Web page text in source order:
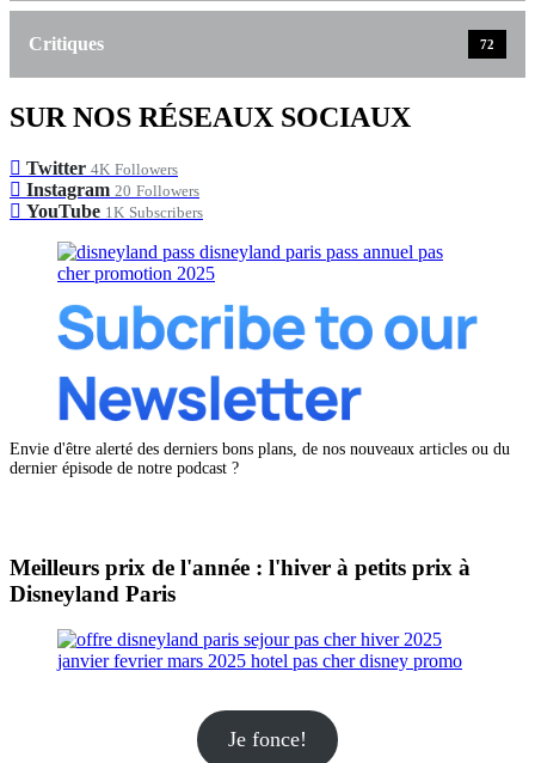
Critiques 72
SUR NOS RÉSEAUX SOCIAUX
Twitter 4K Followers
Instagram 20 Followers
YouTube 1K Subscribers
Envie d'être alerté des derniers bons plans, de nos nouveaux articles ou du
dernier épisode de notre podcast ?
Meilleurs prix de l'année : l'hiver à petits prix à
Disneyland Paris
Je fonce!